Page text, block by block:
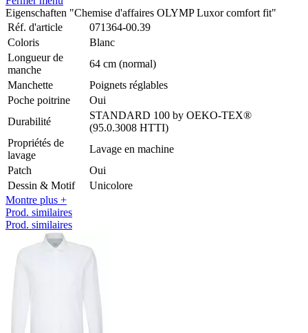
Eigenschaften "Chemise d'affaires OLYMP Luxor comfort fit"
Réf. d'article
071364-00.39
Coloris
Blanc
Longueur de
manche
64 cm (normal)
Manchette
Poignets réglables
Poche poitrine
Oui
Durabilité
STANDARD 100 by OEKO-TEX®
(95.0.3008 HTTI)
Propriétés de
lavage
Lavage en machine
Patch
Oui
Dessin & Motif
Unicolore
Montre plus +
Prod. similaires
Prod. similaires